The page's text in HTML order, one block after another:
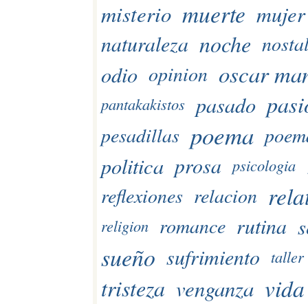
misterio muerte mujer
naturaleza noche
odio opinion oscar
pantakakistos pasado
pesadillas poema
politica prosa psicologia
reflexiones relacion
religion romance rutina
sueño sufrimiento taller
tristeza venganza vida